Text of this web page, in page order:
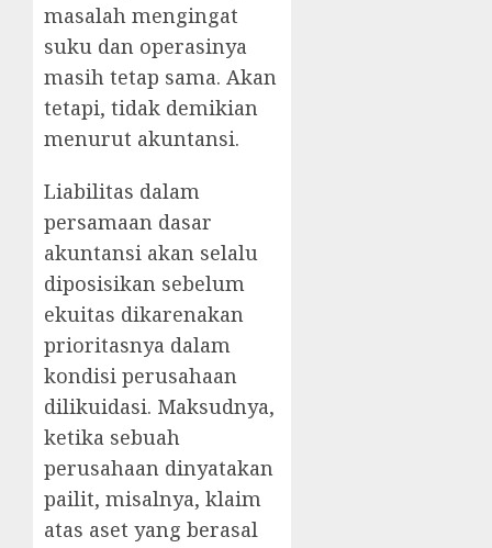
masalah mengingat
suku dan operasinya
masih tetap sama. Akan
tetapi, tidak demikian
menurut akuntansi.
Liabilitas dalam
persamaan dasar
akuntansi akan selalu
diposisikan sebelum
ekuitas dikarenakan
prioritasnya dalam
kondisi perusahaan
dilikuidasi. Maksudnya,
ketika sebuah
perusahaan dinyatakan
pailit, misalnya, klaim
atas aset yang berasal